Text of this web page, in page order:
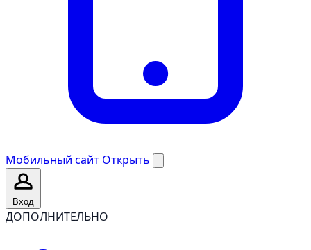
Мобильный сайт Открыть
Вход
ДОПОЛНИТЕЛЬНО